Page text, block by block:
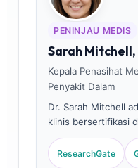
kedokteran
PENINJAU MEDIS
Sarah Mitchell,
Kepala Penasihat
Penyakit Dalam
Dr. Sarah Mitchell
klinis bersertifikasi
18 tahun di bidang
diagnostik
ResearchGate